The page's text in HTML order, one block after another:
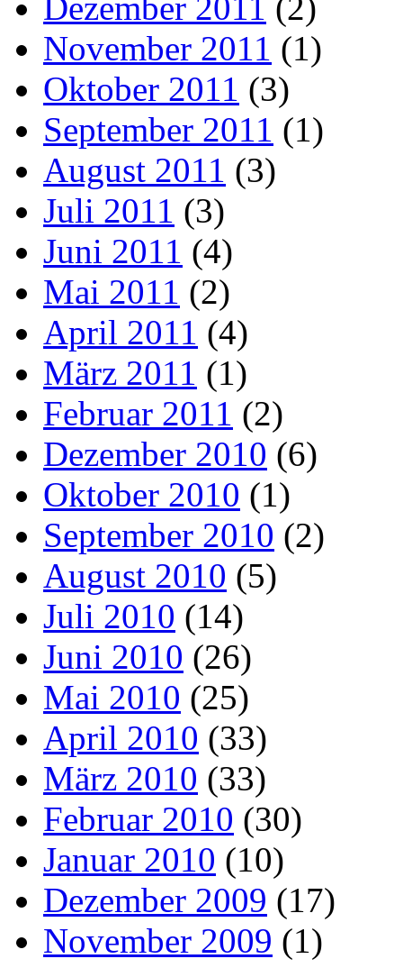
November 2011 (1)
Oktober 2011 (3)
September 2011 (1)
August 2011 (3)
Juli 2011 (3)
Juni 2011 (4)
Mai 2011 (2)
April 2011 (4)
März 2011 (1)
Februar 2011 (2)
Dezember 2010 (6)
Oktober 2010 (1)
September 2010 (2)
August 2010 (5)
Juli 2010 (14)
Juni 2010 (26)
Mai 2010 (25)
April 2010 (33)
März 2010 (33)
Februar 2010 (30)
Januar 2010 (10)
Dezember 2009 (17)
November 2009 (1)